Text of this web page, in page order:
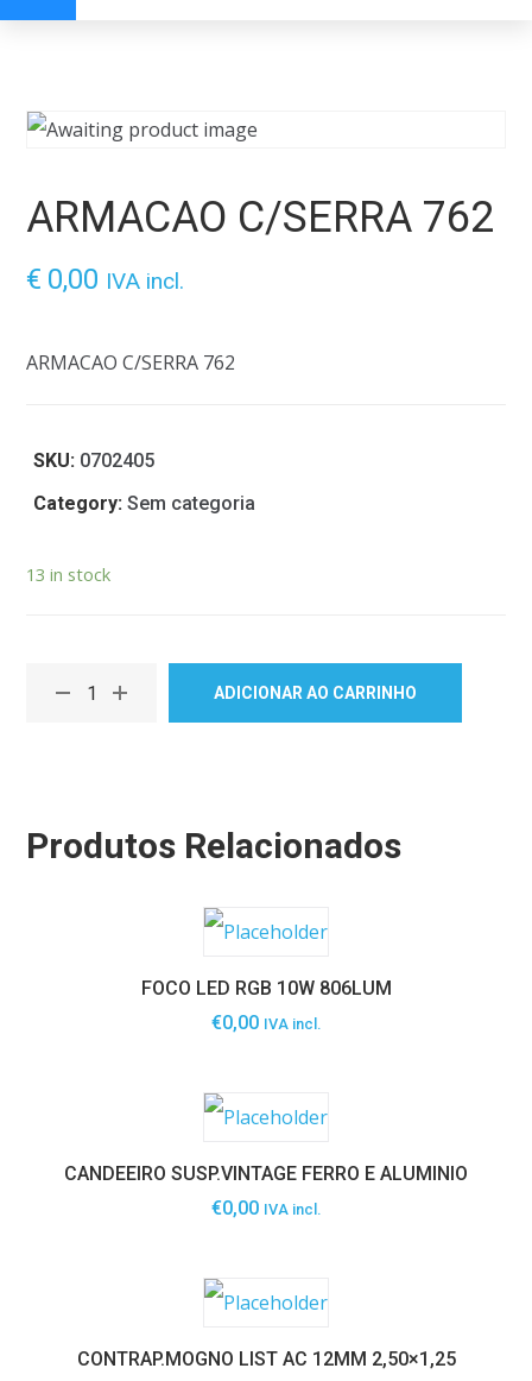
ARMACAO C/SERRA 762
€ 0,00 IVA incl.
ARMACAO C/SERRA 762
SKU: 0702405
Category:Sem categoria
13 in stock
ADICIONAR AO CARRINHO
Produtos Relacionados
FOCO LED RGB 10W 806LUM
€0,00 IVA incl.
CANDEEIRO SUSP.VINTAGE FERRO E ALUMINIO
€0,00 IVA incl.
CONTRAP.MOGNO LIST AC 12MM 2,50×1,25